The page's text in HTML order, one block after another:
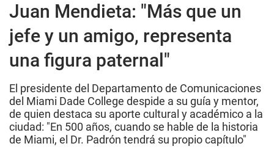
Juan Mendieta: "Más que un
jefe y un amigo, representa
una figura paternal"
El presidente del Departamento de Comunicaciones
del Miami Dade College despide a su guía y mentor,
de quien destaca su aporte cultural y académico a la
ciudad: "En 500 años, cuando se hable de la historia
de Miami, el Dr. Padrón tendrá su propio capítulo"